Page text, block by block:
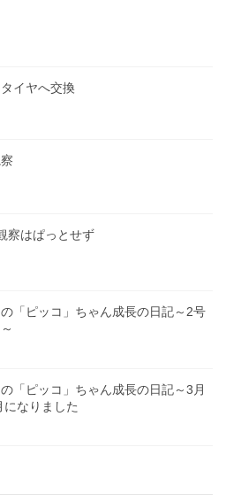
タイヤへ交換
察はぱっとせず
「ピッコ」ちゃん成長の日記～2号
「ピッコ」ちゃん成長の日記～3月
なりました